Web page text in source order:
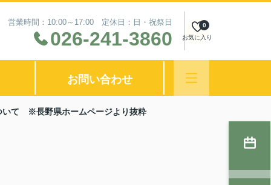
営業時間：10:00～17:00 定休日：日・祝祭日
026-241-3860 お気に入り
0
お問い合わせ
いて ※長野県ホームページより抜粋